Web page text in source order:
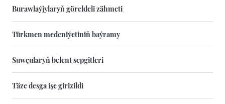
Burawlaýjylaryň göreldeli zähmeti
Türkmen medeniýetiniň baýramy
Suwçularyň belent sepgitleri
Täze desga işe girizildi